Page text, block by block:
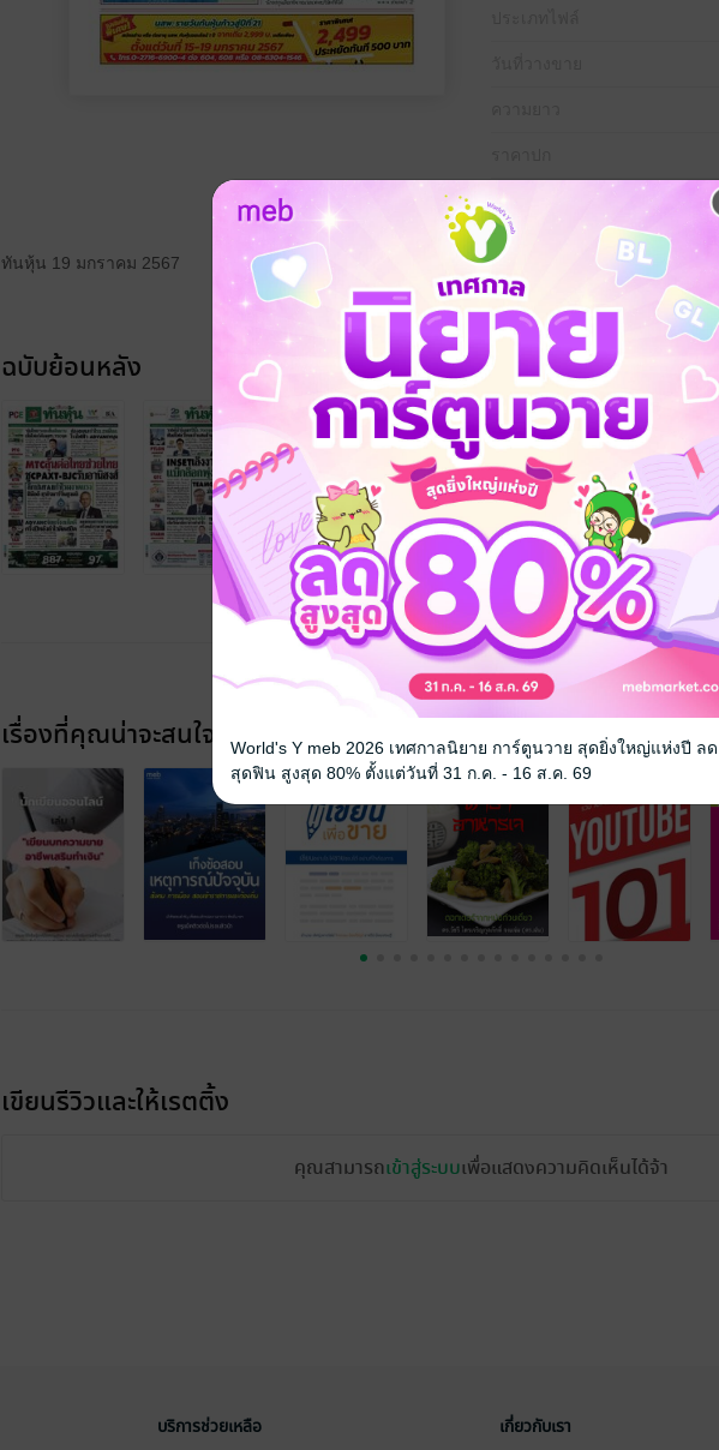
ทันหุ้น 19 มกราคม 2567
ฉบับย้อนหลัง
เรื่องที่คุณน่าจะสนใจ
เขียนรีวิวและให้เรตติ้ง
คุณสามารถเข้าสู่ระบบเพื่อแสดงความคิดเห็นได้จ้า
บริการช่วยเหลือ เกี่ยวกับเรา
World's Y meb 2026 เทศกาลนิยาย การ์ตูนวาย สุดยิ่งใหญ่แห่งปี ลด
สุดฟิน สูงสุด 80% ตั้งแต่วันที่ 31 ก.ค. - 16 ส.ค. 69